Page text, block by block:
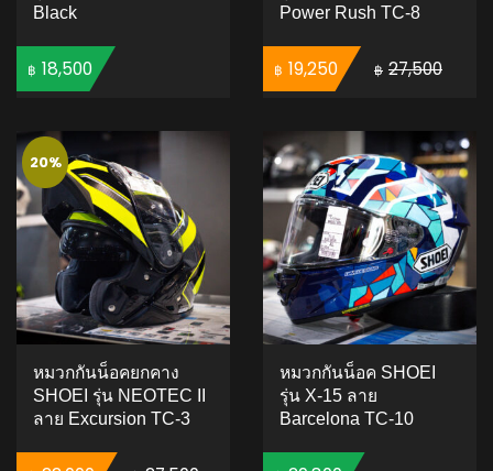
Black
฿ 18,500
Power Rush TC-8
฿ 27,500
Original price was: ฿27,500.
฿ 19,250
20%
หมวกกันน็อคยกคาง
SHOEI รุ่น NEOTEC II
ลาย Excursion TC-3
Original price was: ฿27,500.
หมวกกันน็อค SHOEI
รุ่น X-15 ลาย
Barcelona TC-10